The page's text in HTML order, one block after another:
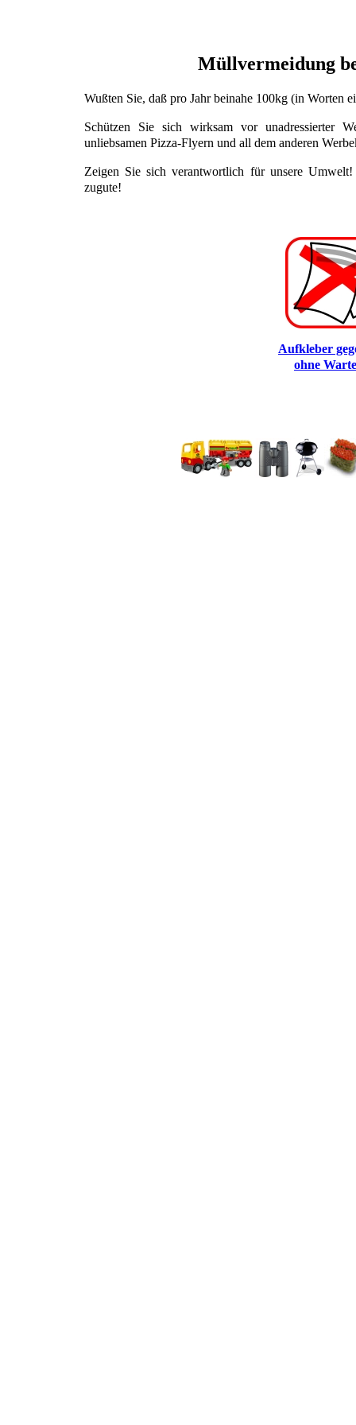
Müllvermeidung
Wußten Sie, daß pro Jahr beinahe 100kg (in Worten
Schützen Sie sich wirksam vor unadressierter
unliebsamen Pizza-Flyern und all dem anderen
Zeigen Sie sich verantwortlich für unsere
zugute!
Aufkleber
ohne